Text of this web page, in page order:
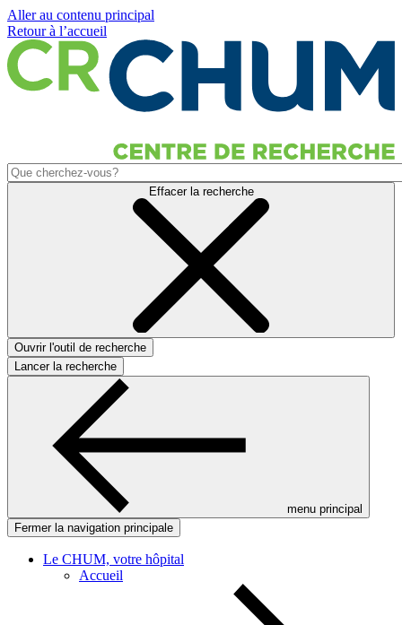
Aller au contenu principal
Retour à l’accueil
Effacer la recherche
Ouvrir l'outil de recherche
Lancer la recherche
menu principal
Fermer la navigation principale
Le CHUM, votre hôpital
Accueil